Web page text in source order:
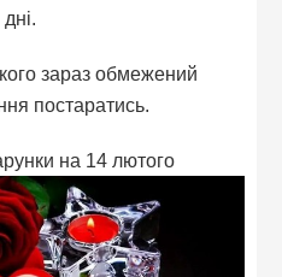
зараз обмежений
постаратись.
на 14 лютого